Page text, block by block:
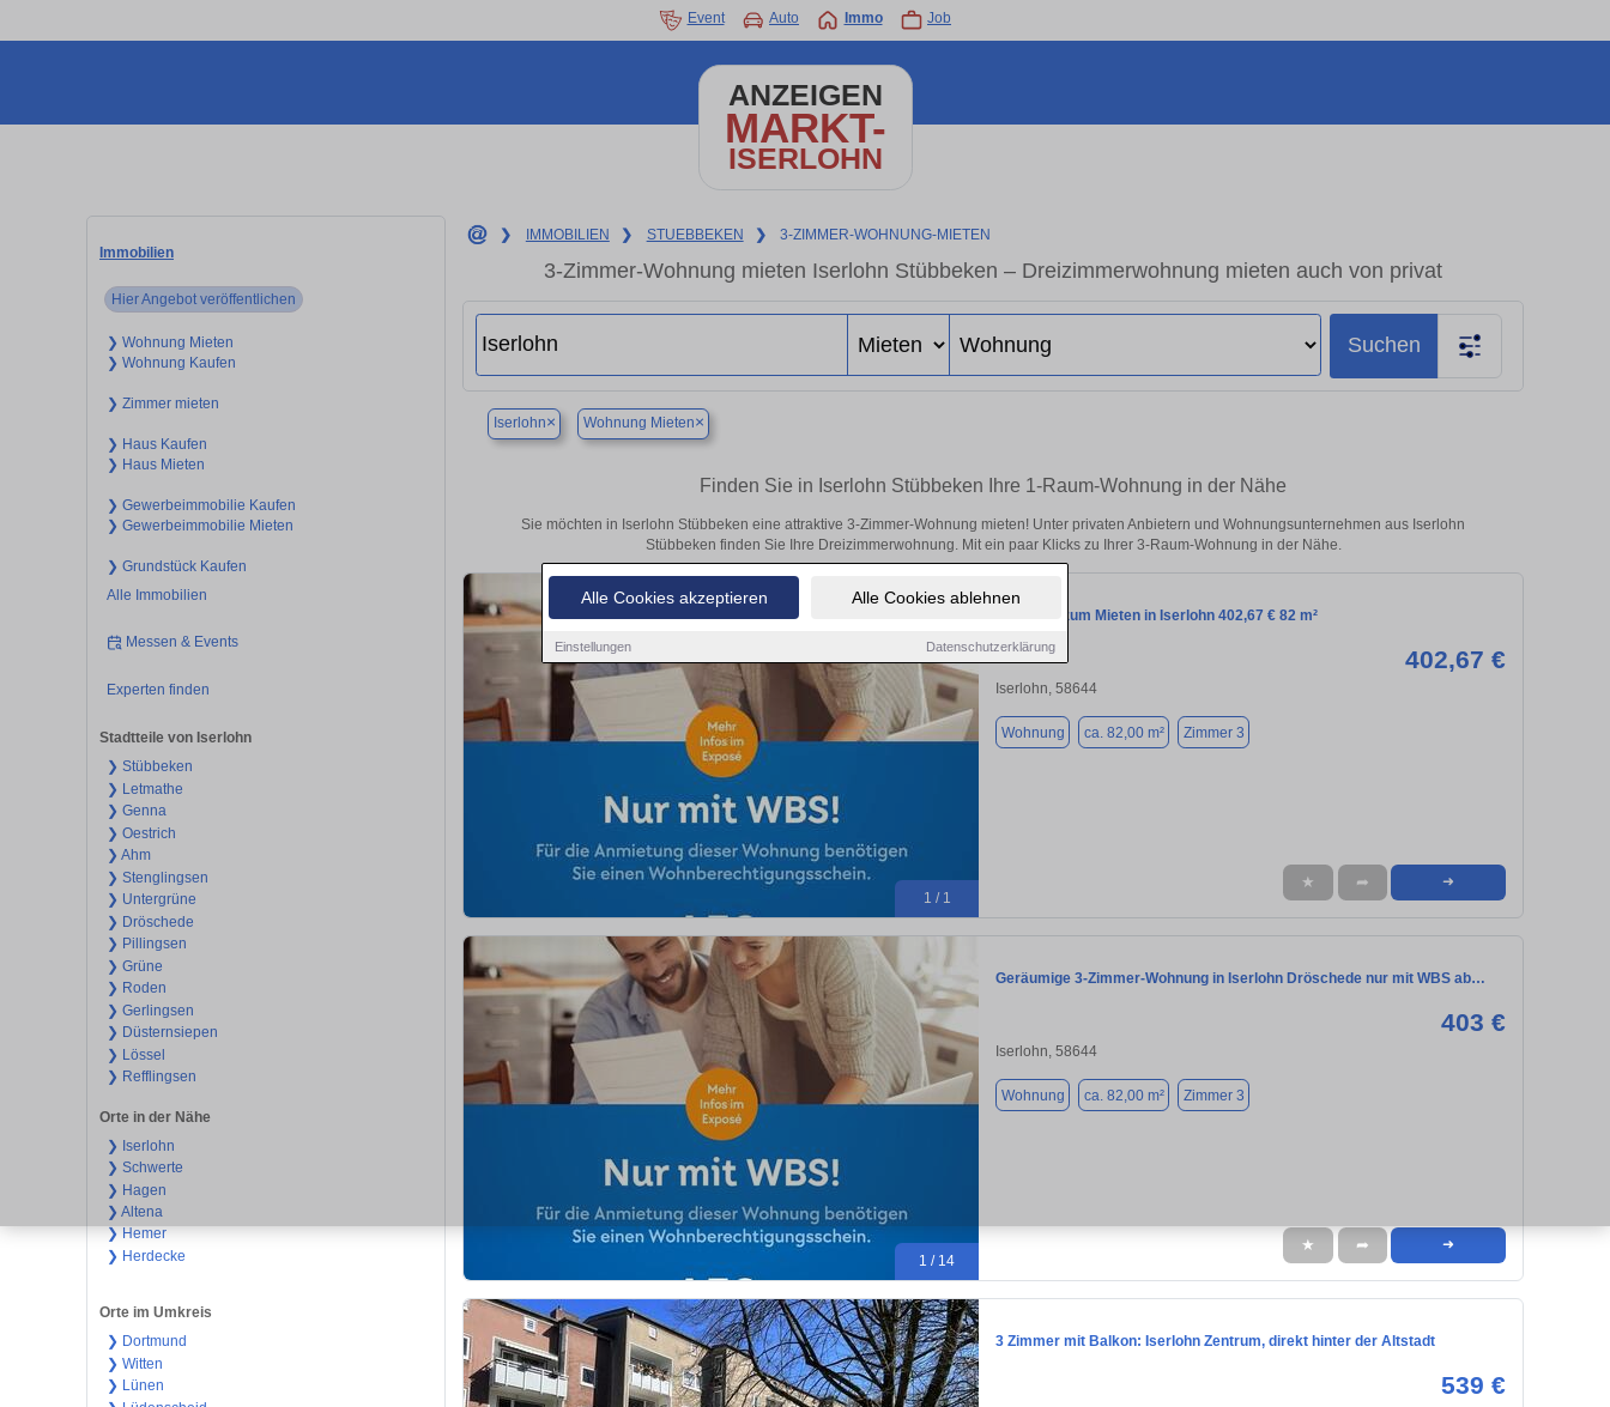
Alle Cookies akzeptieren Alle Cookies ablehnen
Einstellungen Datenschutzerklärung
Event Auto Immo Job
ANZEIGEN
MARKT-
ISERLOHN
Immobilien
Hier Angebot veröffentlichen
❯ Wohnung Mieten
❯ Wohnung Kaufen
❯ Zimmer mieten
❯ Haus Kaufen
❯ Haus Mieten
❯ Gewerbeimmobilie Kaufen
❯ Gewerbeimmobilie Mieten
❯ Grundstück Kaufen
Alle Immobilien
Messen & Events
Experten finden
Stadtteile von Iserlohn
❯ Stübbeken
❯ Letmathe
❯ Genna
❯ Oestrich
❯ Ahm
❯ Stenglingsen
❯ Untergrüne
❯ Dröschede
❯ Pillingsen
❯ Grüne
❯ Roden
❯ Gerlingsen
❯ Düsternsiepen
❯ Lössel
❯ Refflingsen
Orte in der Nähe
❯ Iserlohn
❯ Schwerte
❯ Hagen
❯ Altena
❯ Hemer
❯ Herdecke
Orte im Umkreis
❯ Dortmund
❯ Witten
❯ Lünen
❯ IMMOBILIEN ❯ STUEBBEKEN ❯ 3-ZIMMER-WOHNUNG-MIETEN
3-Zimmer-Wohnung mieten Iserlohn Stübbeken – Dreizimmerwohnung mieten auch von privat
Suchen
Iserlohn× Wohnung Mieten×
Finden Sie in Iserlohn Stübbeken Ihre 1-Raum-Wohnung in der Nähe
Sie möchten in Iserlohn Stübbeken eine attraktive 3-Zimmer-Wohnung mieten! Unter privaten Anbietern und Wohnungsunternehmen aus Iserlohn
Stübbeken finden Sie Ihre Dreizimmerwohnung. Mit ein paar Klicks zu Ihrer 3-Raum-Wohnung in der Nähe.
1 / 1
Wohnung zum Mieten in Iserlohn 402,67 € 82 m²
402,67 €
Iserlohn, 58644
Wohnung ca. 82,00 m² Zimmer 3
★ ➦ ➜
1 / 14
Geräumige 3-Zimmer-Wohnung in Iserlohn Dröschede nur mit WBS ab…
403 €
Iserlohn, 58644
Wohnung ca. 82,00 m² Zimmer 3
★ ➦ ➜
3 Zimmer mit Balkon: Iserlohn Zentrum, direkt hinter der Altstadt
539 €